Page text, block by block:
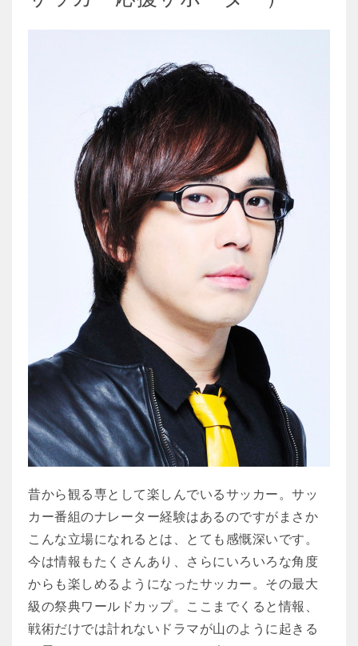
昔から観る専として楽しんでいるサッカー。サッ
カー番組のナレーター経験はあるのですがまさか
こんな立場になれるとは、とても感慨深いです。
今は情報もたくさんあり、さらにいろいろな角度
からも楽しめるようになったサッカー。その最大
級の祭典ワールドカップ。ここまでくると情報、
戦術だけでは計れないドラマが山のように起きる